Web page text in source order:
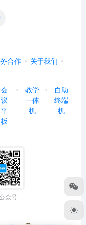
合作
关于我们
会
议
平
板
教学
一体
机
自助
终端
机
众号